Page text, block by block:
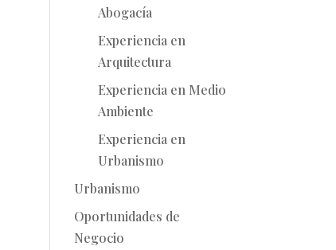
Abogacía
Experiencia en
Arquitectura
Experiencia en Medio
Ambiente
Experiencia en
Urbanismo
Urbanismo
Oportunidades de
Negocio